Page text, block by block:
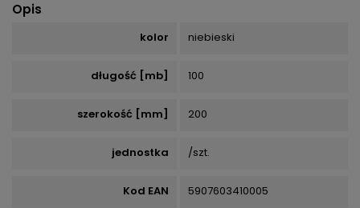
Opis
kolor niebieski
długość [mb] 100
szerokość [mm] 200
jednostka /szt.
Kod EAN 5907603410005